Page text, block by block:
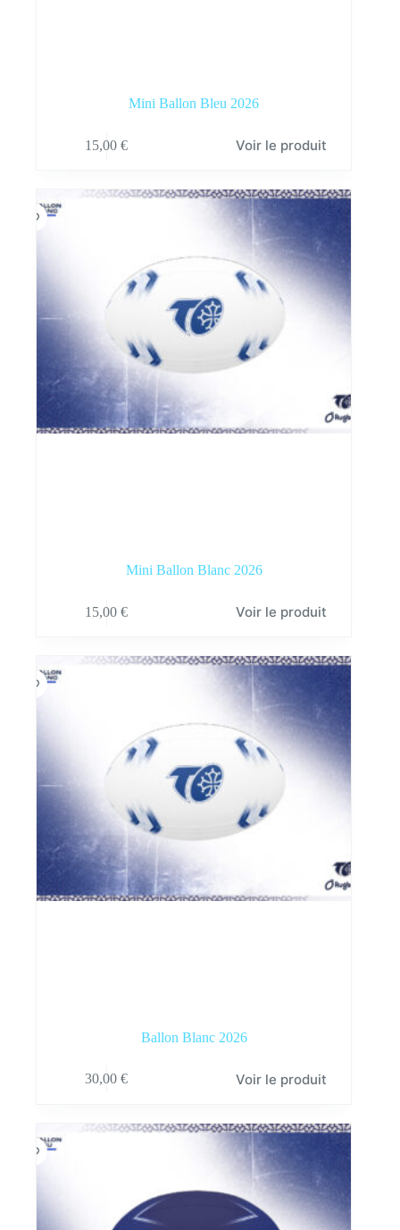
Mini Ballon Bleu 2026
15,00€ Voir le produit
Mini Ballon Blanc 2026
15,00€ Voir le produit
Ballon Blanc 2026
30,00€ Voir le produit